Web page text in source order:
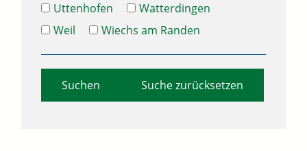
Uttenhofen
Watterdingen
Weil
Wiechs am Randen
Suche zurücksetzen